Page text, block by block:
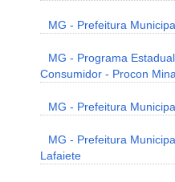
MG - Prefeitura
MG - Programa
Consumidor - Procon
MG - Prefeitura
MG - Prefeitura
Lafaiete